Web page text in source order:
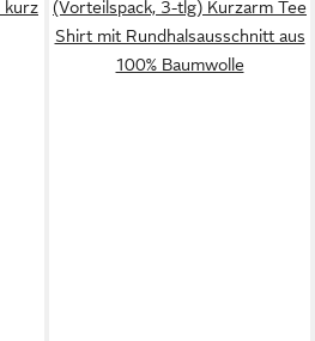
kurz
(Vorteilspack, 3-tlg) Kurzarm Tee
Shirt mit Rundhalsausschnitt aus
100% Baumwolle